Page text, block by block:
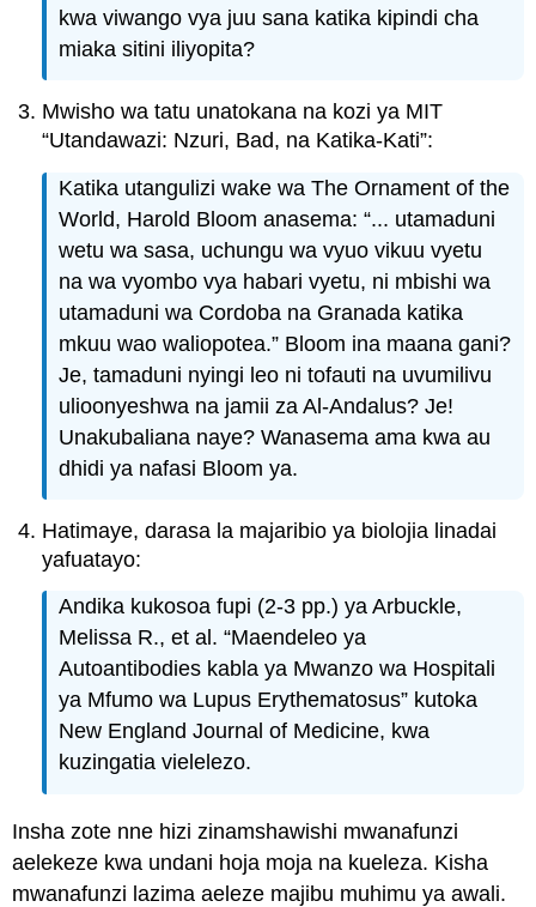
kwa viwango vya juu sana katika kipindi cha
miaka sitini iliyopita?
Mwisho wa tatu unatokana na kozi ya MIT
“Utandawazi: Nzuri, Bad, na Katika-Kati”:
Katika utangulizi wake wa The Ornament of the
World, Harold Bloom anasema: “... utamaduni
wetu wa sasa, uchungu wa vyuo vikuu vyetu
na wa vyombo vya habari vyetu, ni mbishi wa
utamaduni wa Cordoba na Granada katika
mkuu wao waliopotea.” Bloom ina maana gani?
Je, tamaduni nyingi leo ni tofauti na uvumilivu
ulioonyeshwa na jamii za Al-Andalus? Je!
Unakubaliana naye? Wanasema ama kwa au
dhidi ya nafasi Bloom ya.
Hatimaye, darasa la majaribio ya biolojia linadai
yafuatayo:
Andika kukosoa fupi (2-3 pp.) ya Arbuckle,
Melissa R., et al. “Maendeleo ya
Autoantibodies kabla ya Mwanzo wa Hospitali
ya Mfumo wa Lupus Erythematosus” kutoka
New England Journal of Medicine, kwa
kuzingatia vielelezo.
Insha zote nne hizi zinamshawishi mwanafunzi
aelekeze kwa undani hoja moja na kueleza. Kisha
mwanafunzi lazima aeleze majibu muhimu ya awali.